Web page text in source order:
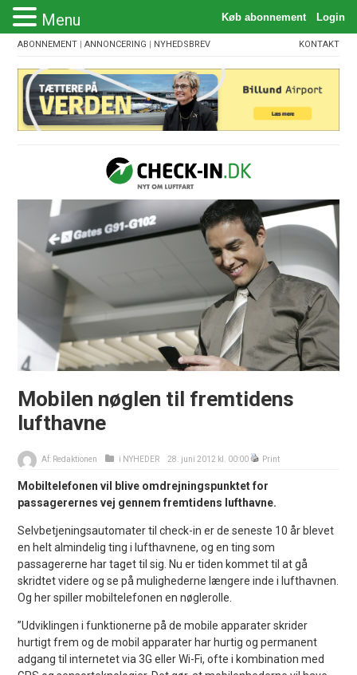
ABONNEMENT |ANNONCERING | NYHEDSBREV KONTAKT
Mobilen nøglen til fremtidens
lufthavne
Af: Redaktionen i NYHEDER 28. juni 2012 kl. 00:00 Print
Mobiltelefonen vil blive omdrejningspunktet for
passagerernes vej gennem fremtidens lufthavne.
Selvbetjeningsautomater til check-in er de seneste 10 år blevet
en helt almindelig ting i lufthavnene, og en ting som
passagererne har taget til sig. Nu er tiden kommet til at gå
skridtet videre og se på mulighederne længere inde i lufthavnen.
Og her spiller mobiltelefonen en nøglerolle.
”Udviklingen i funktionerne på de mobile apparater skrider
hurtigt frem og de mobil apparater har hurtig og permanent
adgang til internetet via 3G eller Wi-Fi, ofte i kombination med
Menu